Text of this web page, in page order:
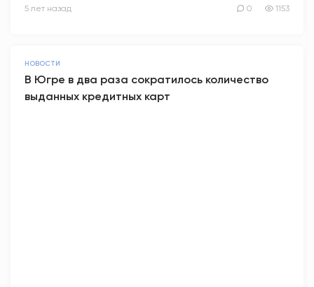
5 лет назад 0 1153
НОВОСТИ
В Югре в два раза сократилось количество
выданных кредитных карт